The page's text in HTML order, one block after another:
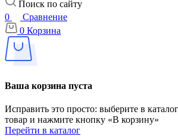
Поиск по сайту
0
Сравнение
0 Корзина
Ваша корзина пуста
Исправить это просто: выберите в
товар и нажмите кнопку «В корзину»
Перейти в каталог